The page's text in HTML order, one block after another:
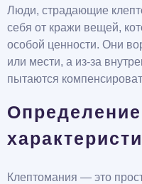
Люди, страдающие
себя от кражи вещей,
особой ценности. Они
или мести, а из-за
пытаются
Клептомания — это